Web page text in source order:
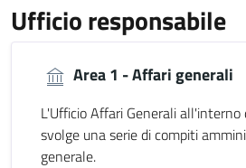
Ufficio responsabile
Area 1 - Affari generali
L'Ufficio Affari Generali
svolge una serie di compiti
generale.